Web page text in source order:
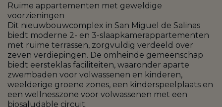
Ruime appartementen met geweldige
voorzieningen
Dit nieuwbouwcomplex in San Miguel de Salinas
biedt moderne 2- en 3-slaapkamerappartementen
met ruime terrassen, zorgvuldig verdeeld over
zeven verdiepingen. De omheinde gemeenschap
biedt eersteklas faciliteiten, waaronder aparte
zwembaden voor volwassenen en kinderen,
weelderige groene zones, een kinderspeelplaats en
een wellnesszone voor volwassenen met een
biosaludable circuit.